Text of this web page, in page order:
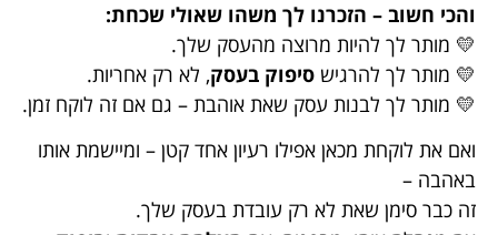
והכי חשוב – הזכרנו לך משהו שאולי שכחת:
💛 מותר לך להיות מרוצה מהעסק שלך.
💛 מותר לך להרגיש סיפוק בעסק, לא רק אחריות.
💛 מותר לך לבנות עסק שאת אוהבת – גם אם זה לוקח זמן.
ואם את לוקחת מכאן אפילו רעיון אחד קטן – ומיישמת אותו
באהבה –
זה כבר סימן שאת לא רק עובדת בעסק שלך.